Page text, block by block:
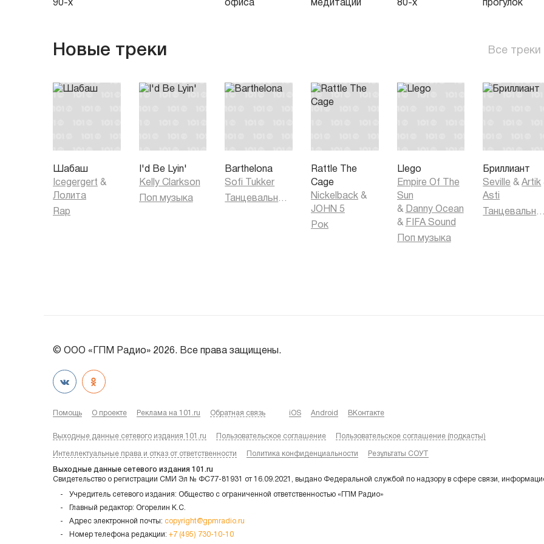
90-х
офиса
медитации
80-х
прогулок
Новые треки Все треки
Шабаш
Icegergert &
Лолита
Rap
I'd Be Lyin'
Kelly Clarkson
Поп музыка
Barthelona
Sofi Tukker
Танцевальная музыка
Rattle The
Cage
Nickelback &
JOHN 5
Рок
Llego
Empire Of The
Sun
&
Danny Ocean
& FIFA Sound
Поп музыка
Бриллиант
Seville &Artik
Asti
Танцевальная музыка
© ООО «ГПМ Радио» 2026. Все права защищены.
Помощь О проекте Реклама на 101.ru Обратная связь iOS Android ВКонтакте
Выходные данные сетевого издания 101.ru Пользовательское соглашение Пользовательское соглашение (подкасты)
Интеллектуальные права и отказ от ответственности Политика конфиденциальности Результаты СОУТ
Выходные данные сетевого издания 101.ru
Свидетельство о регистрации СМИ Эл № ФС77-81931 от 16.09.2021, выдано Федеральной службой по надзору в сфере связи,
Учредитель сетевого издания: Общество с ограниченной ответственностью «ГПМ Радио»
Главный редактор: Огорелин К.С.
Адрес электронной почты: copyright@gpmradio.ru
Номер телефона редакции: +7 (495) 730-10-10